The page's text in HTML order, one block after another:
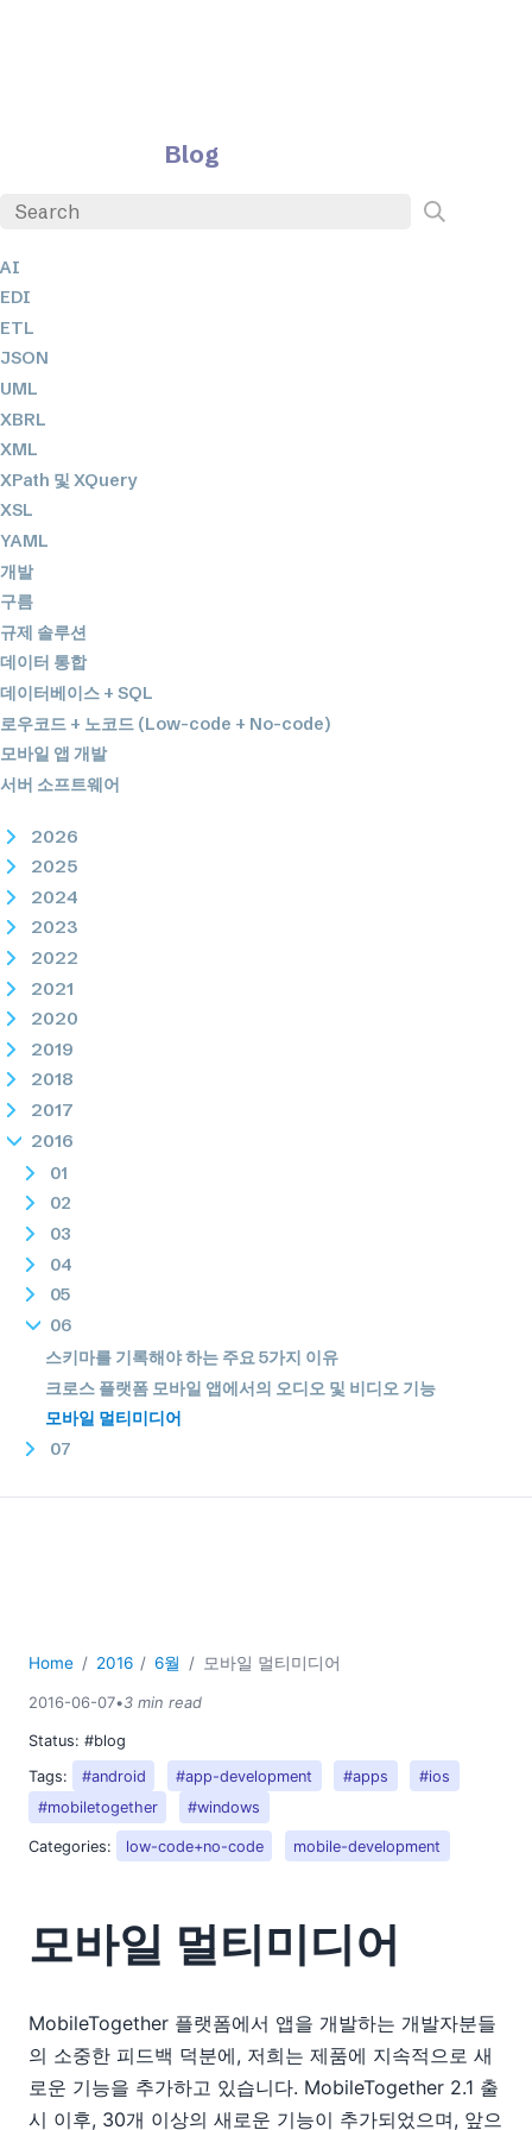
Blog
AI
EDI
ETL
JSON
UML
XBRL
XML
XPath 및 XQuery
XSL
YAML
개발
구름
규제 솔루션
데이터 통합
데이터베이스 + SQL
로우코드 + 노코드 (Low-code + No-code)
모바일 앱 개발
서버 소프트웨어
2026
2025
2024
2023
2022
2021
2020
2019
2018
2017
2016
01
02
03
04
05
06
스키마를 기록해야 하는 주요 5가지 이유
크로스 플랫폼 모바일 앱에서의 오디오 및 비디오 기능
모바일 멀티미디어
07
2013
2012
2010
2009
2008
2007
Home 2016 6월 모바일 멀티미디어
2016-06-07•3 min read
Status: #blog
Tags:
#android #app-development #apps
#ios
#mobiletogether
#windows
Categories: low-code+no-code mobile-development
모바일 멀티미디어
MobileTogether 플랫폼에서 앱을 개발하는 개발자분들
의 소중한 피드백 덕분에, 저희는 제품에 지속적으로 새
로운 기능을 추가하고 있습니다. MobileTogether 2.1 출
시 이후, 30개 이상의 새로운 기능이 추가되었으며, 앞으